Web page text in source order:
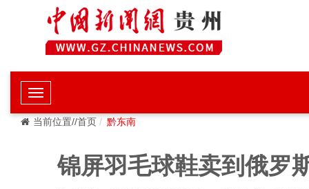
当前位置//首页 黔东南
锦屏羽毛球鞋卖到俄罗